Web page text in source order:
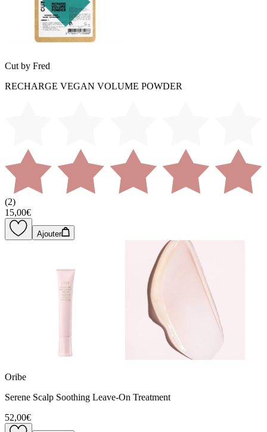
Cut by Fred
RECHARGE VEGAN VOLUME POWDER
(2)
15,00€
Ajouter
Oribe
Serene Scalp Soothing Leave-On Treatment
52,00€